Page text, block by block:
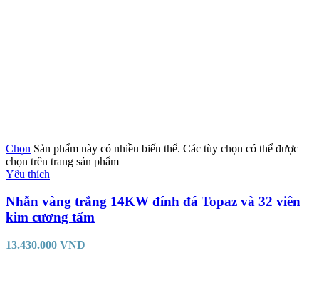
Chọn Sản phẩm này có nhiều biến thể. Các tùy chọn có thể được
chọn trên trang sản phẩm
Yêu thích
Nhẫn vàng trắng 14KW đính đá Topaz và 32 viên
kim cương tấm
13.430.000 VND